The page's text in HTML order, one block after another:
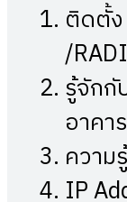
ติดตั้ง
/
รู้จักกั
อาคา
ความ
IP